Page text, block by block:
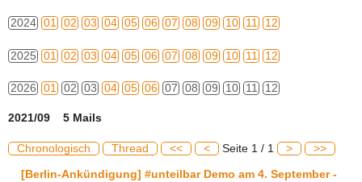
2024 01 02 03 04 05 06 07 08 09 10 11 12
2025 01 02 03 04 05 06 07 08 09 10 11 12
2026 01 02 03 04 05 06 07 08 09 10 11 12
2021/09 5 Mails
Chronologisch Thread << < Seite 1 / 1 > >>
[Berlin-Ankündigung] #unteilbar Demo am 4. September -